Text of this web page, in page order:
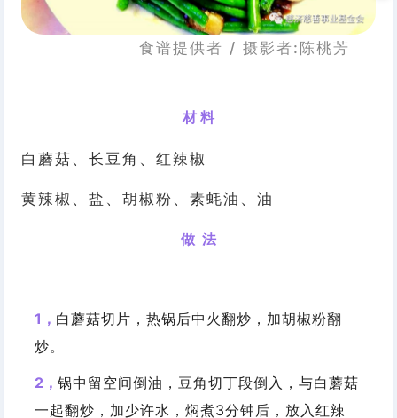
食谱提供者 / 摄影者:陈桃芳
材 料
白蘑菇、长豆角、红辣椒
黄辣椒、盐、胡椒粉、素蚝油、油
做 法
1， 白蘑菇切片，热锅后中火翻炒，加胡椒粉翻
炒。
2，锅中留空间倒油，豆角切丁段倒入，与白蘑菇
一起翻炒，加少许水，焖煮3分钟后，放入红辣